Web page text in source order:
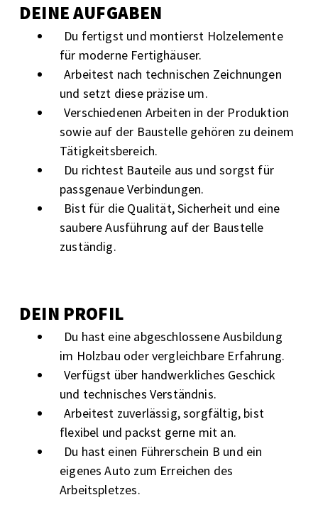
DEINE AUFGABEN
Du fertigst und montierst Holzelemente
für moderne Fertighäuser.
Arbeitest nach technischen Zeichnungen
und setzt diese präzise um.
Verschiedenen Arbeiten in der Produktion
sowie auf der Baustelle gehören zu deinem
Tätigkeitsbereich.
Du richtest Bauteile aus und sorgst für
passgenaue Verbindungen.
Bist für die Qualität, Sicherheit und eine
saubere Ausführung auf der Baustelle
zuständig.
DEIN PROFIL
Du hast eine abgeschlossene Ausbildung
im Holzbau oder vergleichbare Erfahrung.
Verfügst über handwerkliches Geschick
und technisches Verständnis.
Arbeitest zuverlässig, sorgfältig, bist
flexibel und packst gerne mit an.
Du hast einen Führerschein B und ein
eigenes Auto zum Erreichen des
Arbeitspletzes.